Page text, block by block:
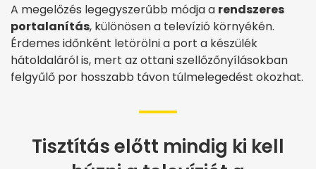
A megelőzés legegyszerűbb módja a rendszeres
portalanítás, különösen a televízió környékén.
Érdemes időnként letörölni a port a készülék
hátoldaláról is, mert az ottani szellőzőnyílásokban
felgyűlő por hosszabb távon túlmelegedést okozhat.
Tisztítás előtt mindig ki kell